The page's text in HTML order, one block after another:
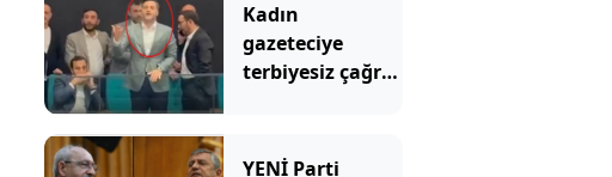
Kadın
gazeteciye
terbiyesiz çağrı:
YENİ Parti